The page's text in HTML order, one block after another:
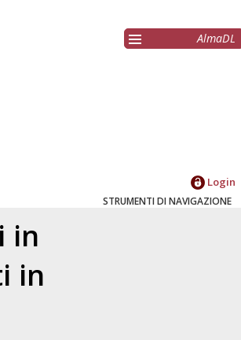
AlmaDL
Login
STRUMENTI DI NAVIGAZIONE
in
in